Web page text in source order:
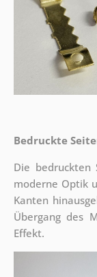
Bedruckte
Die
moderne Optik
Kanten
Übergang des
Effekt.